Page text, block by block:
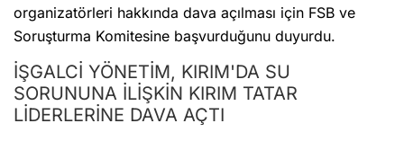
organizatörleri hakkında dava açılması için FSB ve
Soruşturma Komitesine başvurduğunu duyurdu.
İŞGALCİ YÖNETİM, KIRIM'DA SU
SORUNUNA İLİŞKİN KIRIM TATAR
LİDERLERİNE DAVA AÇTI